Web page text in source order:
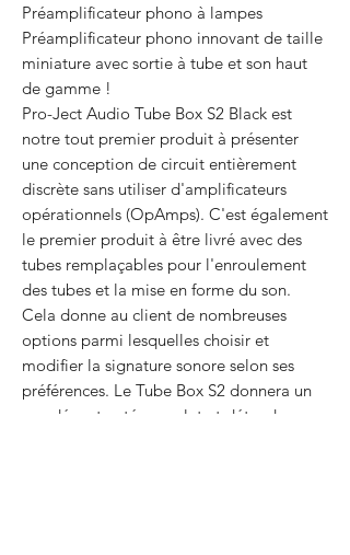
Préamplificateur phono à lampes
Préamplificateur phono innovant de taille
miniature avec sortie à tube et son haut
de gamme !
Pro-Ject Audio Tube Box S2 Black est
notre tout premier produit à présenter
une conception de circuit entièrement
discrète sans utiliser d'amplificateurs
opérationnels (OpAmps). C'est également
le premier produit à être livré avec des
tubes remplaçables pour l'enroulement
des tubes et la mise en forme du son.
Cela donne au client de nombreuses
options parmi lesquelles choisir et
modifier la signature sonore selon ses
préférences. Le Tube Box S2 donnera un
son décontracté complet et détendu avec